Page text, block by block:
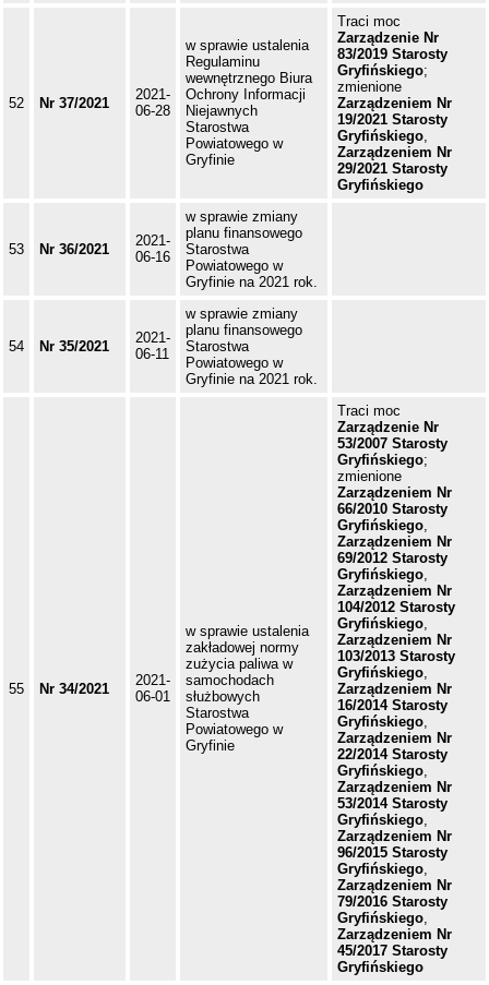
52 Nr 37/2021
2021-
06-28
w sprawie ustalenia
Regulaminu
wewnętrznego Biura
Ochrony Informacji
Niejawnych
Starostwa
Powiatowego w
Gryfinie
Traci moc
Zarządzenie Nr
83/2019 Starosty
Gryfińskiego;
zmienione
Zarządzeniem Nr
19/2021 Starosty
Gryfińskiego,
Zarządzeniem Nr
29/2021 Starosty
Gryfińskiego
53 Nr 36/2021
2021-
06-16
w sprawie zmiany
planu finansowego
Starostwa
Powiatowego w
Gryfinie na 2021 rok.
54 Nr 35/2021
2021-
06-11
w sprawie zmiany
planu finansowego
Starostwa
Powiatowego w
Gryfinie na 2021 rok.
55 Nr 34/2021
2021-
06-01
w sprawie ustalenia
zakładowej normy
zużycia paliwa w
samochodach
służbowych
Starostwa
Powiatowego w
Gryfinie
Traci moc
Zarządzenie Nr
53/2007 Starosty
Gryfińskiego;
zmienione
Zarządzeniem Nr
66/2010 Starosty
Gryfińskiego,
Zarządzeniem Nr
69/2012 Starosty
Gryfińskiego,
Zarządzeniem Nr
104/2012 Starosty
Gryfińskiego,
Zarządzeniem Nr
103/2013 Starosty
Gryfińskiego,
Zarządzeniem Nr
16/2014 Starosty
Gryfińskiego,
Zarządzeniem Nr
22/2014 Starosty
Gryfińskiego,
Zarządzeniem Nr
53/2014 Starosty
Gryfińskiego,
Zarządzeniem Nr
96/2015 Starosty
Gryfińskiego,
Zarządzeniem Nr
79/2016 Starosty
Gryfińskiego,
Zarządzeniem Nr
45/2017 Starosty
Gryfińskiego